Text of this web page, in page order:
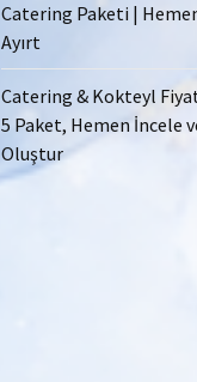
Catering Paketi |
Ayırt
Catering & Kokteyl
5 Paket, Hemen İncele
Oluştur